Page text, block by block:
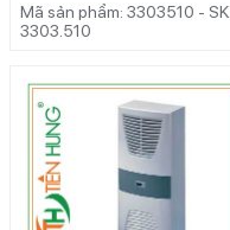
Mã sản phẩm: 3303510 - SK
3303.510